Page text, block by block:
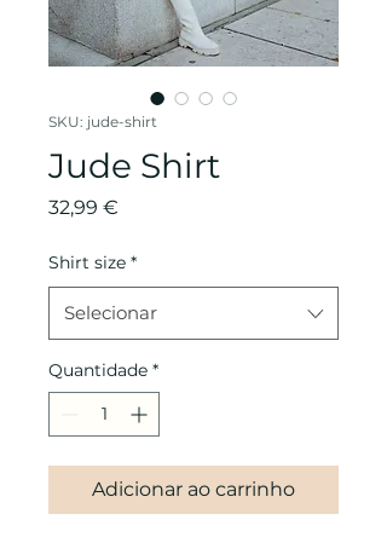
SKU: jude-shirt
Jude Shirt
32,99 €
Shirt size *
Selecionar
Quantidade *
Adicionar ao carrinho